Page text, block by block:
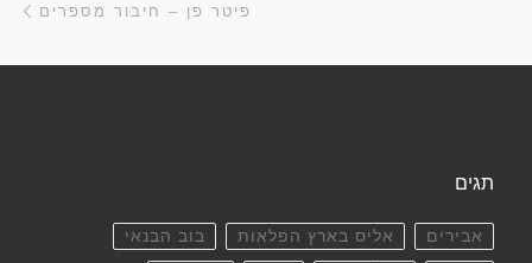
פיטר פן – חיבור מספרים
תגים
אבירים אליס בארץ הפלאות בוב הבנאי